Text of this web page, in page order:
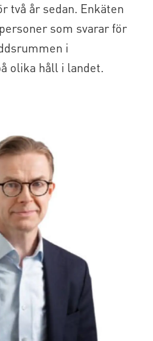
två år sedan. Enkäten
som svarar för
i
olika håll i landet.